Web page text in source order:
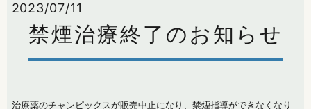
2023/07/11
禁煙治療終了のお知らせ
治療薬のチャンピックスが販売中止になり、禁煙指導ができなくなり